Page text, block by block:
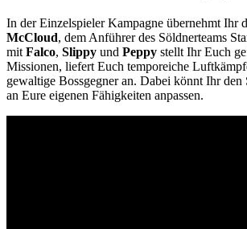
In der Einzelspieler Kampagne übernehmt Ihr
McCloud, dem Anführer des Söldnerteams
mit Falco, Slippy und Peppy stellt Ihr Euch
Missionen, liefert Euch temporeiche
gewaltige Bossgegner an. Dabei könnt Ihr den
an Eure eigenen Fähigkeiten anpassen.